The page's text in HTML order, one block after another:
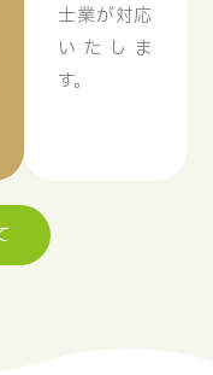
士業が対応
いたしま
す。